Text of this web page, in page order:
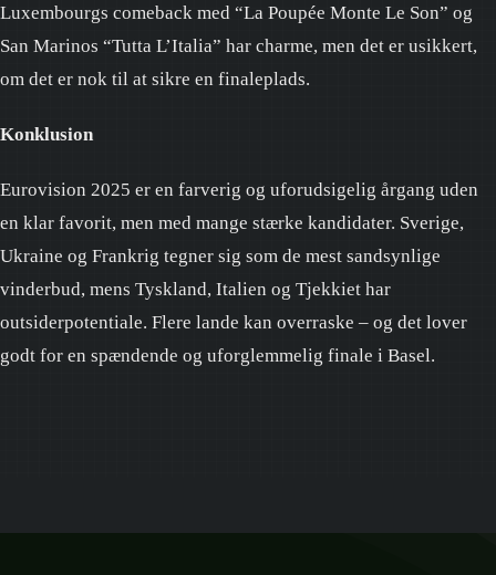
Luxembourgs comeback med “La Poupée Monte Le Son” og
San Marinos “Tutta L’Italia” har charme, men det er usikkert,
om det er nok til at sikre en finaleplads.
Konklusion
Eurovision 2025 er en farverig og uforudsigelig årgang uden
en klar favorit, men med mange stærke kandidater. Sverige,
Ukraine og Frankrig tegner sig som de mest sandsynlige
vinderbud, mens Tyskland, Italien og Tjekkiet har
outsiderpotentiale. Flere lande kan overraske – og det lover
godt for en spændende og uforglemmelig finale i Basel.